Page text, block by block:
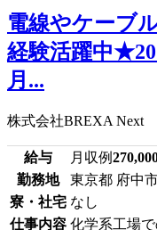
電線やケーブ
経験活躍中★20
月...
株式会社BREXA Next
給与 月収例
勤務地
東京都 府中
寮・社宅 なし
仕事内容 化学系工場